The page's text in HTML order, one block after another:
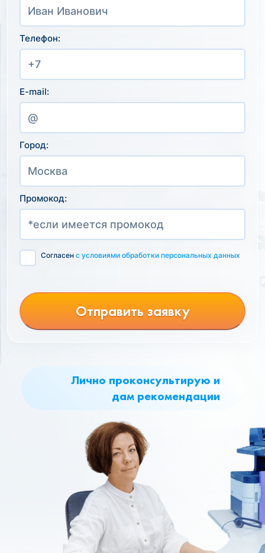
Лично проконсультирую и
дам рекомендации
Телефон:
E-mail:
Город:
Промокод:
Согласен с условиями обработки персональных данных
Отправить заявку